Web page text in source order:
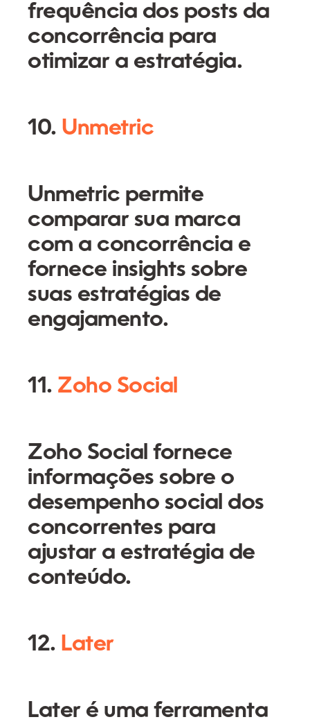
frequência dos posts da
concorrência para
otimizar a estratégia.
10. Unmetric
Unmetric permite
comparar sua marca
com a concorrência e
fornece insights sobre
suas estratégias de
engajamento.
11. Zoho Social
Zoho Social fornece
informações sobre o
desempenho social dos
concorrentes para
ajustar a estratégia de
conteúdo.
12. Later
Later é uma ferramenta